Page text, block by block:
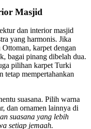
Masjid
dan interior masjid
yang harmonis. Jika
karpet dengan
bagai pinang dibelah dua.
pilihan karpet Turki
tetap mempertahankan
suasana. Pilih warna
dan ornamen lainnya di
suasana yang lebih
setiap jemaah.